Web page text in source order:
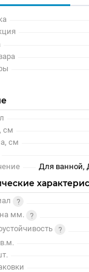
см
см
Для ванной,
мм.